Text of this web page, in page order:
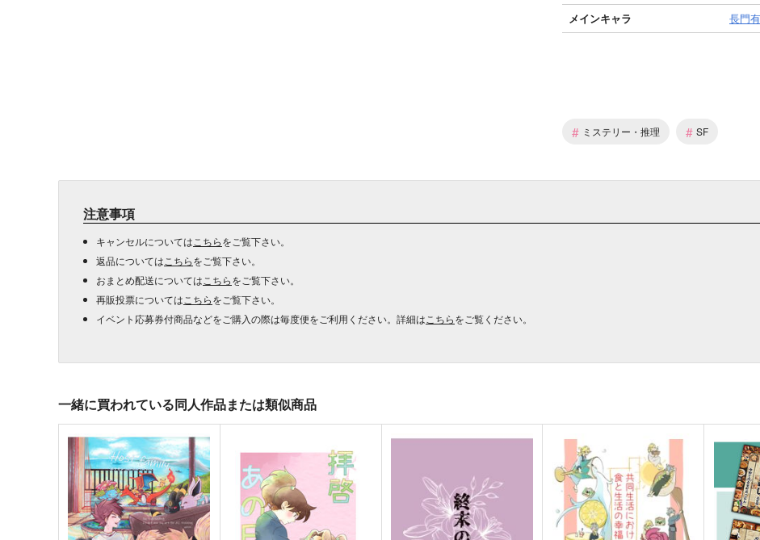
メインキャラ 長門
# ミステリー・推理 # SF
注意事項
キャンセルについては こちらをご覧下さい。
返品については こちらをご覧下さい。
おまとめ配送については こちらをご覧下さい。
再販投票については こちらをご覧下さい。
イベント応募券付商品などをご購入の際は毎度便をご利用ください。詳細は こちらをご覧ください。
一緒に買われている同人作品または類似商品